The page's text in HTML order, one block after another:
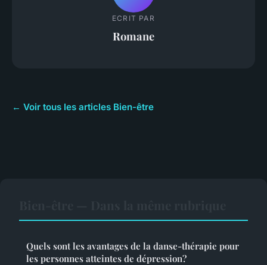
ECRIT PAR
Romane
← Voir tous les articles Bien-être
Quels sont les avantages de la danse-thérapie pour
les personnes atteintes de dépression?